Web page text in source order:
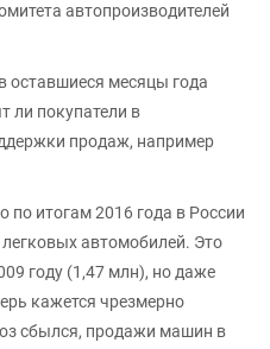
автопроизводителей
оставшиеся месяцы года
ли покупатели в
продаж, например
по итогам 2016 года в России
автомобилей. Это
году (1,47 млн), но даже
кажется чрезмерно
сбылся, продажи машин в